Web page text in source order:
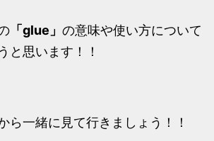
「glue」 の意味や使い方について
と思います！！
ら一緒に見て行きましょう！！